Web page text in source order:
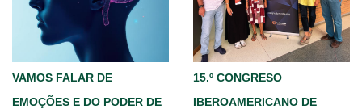
VAMOS FALAR DE
EMOÇÕES E DO PODER DE
15.º CONGRESO
IBEROAMERICANO DE